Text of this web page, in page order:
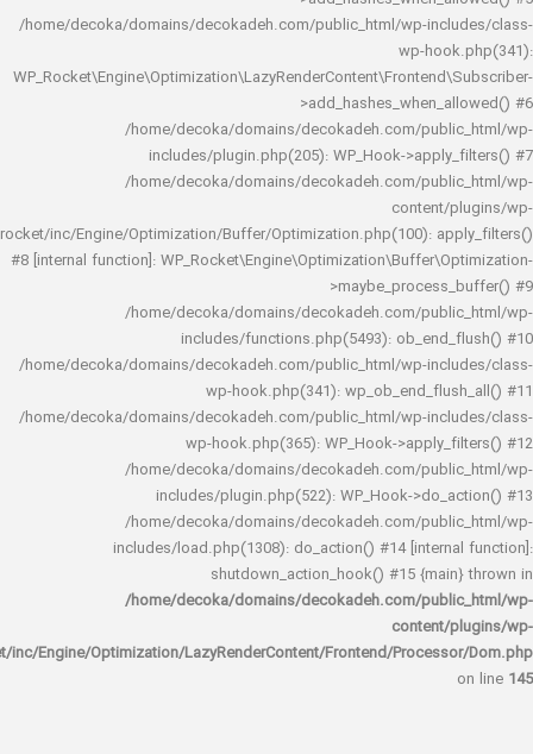
/home/decoka/domains/decokadeh.com/public_html/wp-
wp-
/home/decoka/domains/decokadeh.com/
includes/plugin.php(205): WP_Hook-
/home/decoka/domains/decokadeh.com/
rocket/inc/Engine/Optimization/Buffer/Optimization.php(100):
#8 [internal function]:
/home/decoka/domains/decokadeh.com/
includes/functions.php(5493):
/home/decoka/domains/decokadeh.com/public_html/wp-
wp-hook.php(341):
/home/decoka/domains/decokadeh.com/public_html/wp-
wp-hook.php(365): WP_Hook-
/home/decoka/domains/decokadeh.com/
includes/plugin.php(522): WP_Hook-
/home/decoka/domains/decokadeh.com/
includes/load.php(1308): do_action() #14
shutdown_action_hook() #15
/home/decoka/domains/decokadeh.com/
rocket/inc/Engine/Optimization/LazyRenderContent/Frontend/